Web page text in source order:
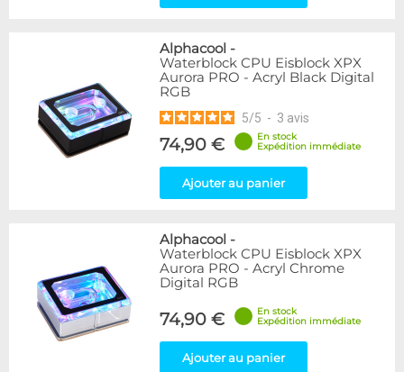
Alphacool -
Waterblock CPU Eisblock XPX
Aurora PRO - Acryl Black Digital
RGB
5/5 - 3 avis
74,90 €
En stock
Expédition immédiate
Ajouter au panier
Alphacool -
Waterblock CPU Eisblock XPX
Aurora PRO - Acryl Chrome
Digital RGB
74,90 €
En stock
Expédition immédiate
Ajouter au panier